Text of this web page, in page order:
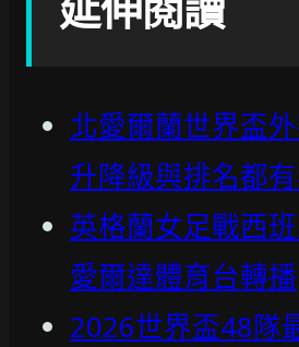
北愛爾蘭世界盃
升降級與排名都
英格蘭女足戰西
愛爾達體育台轉播
2026世界盃48隊